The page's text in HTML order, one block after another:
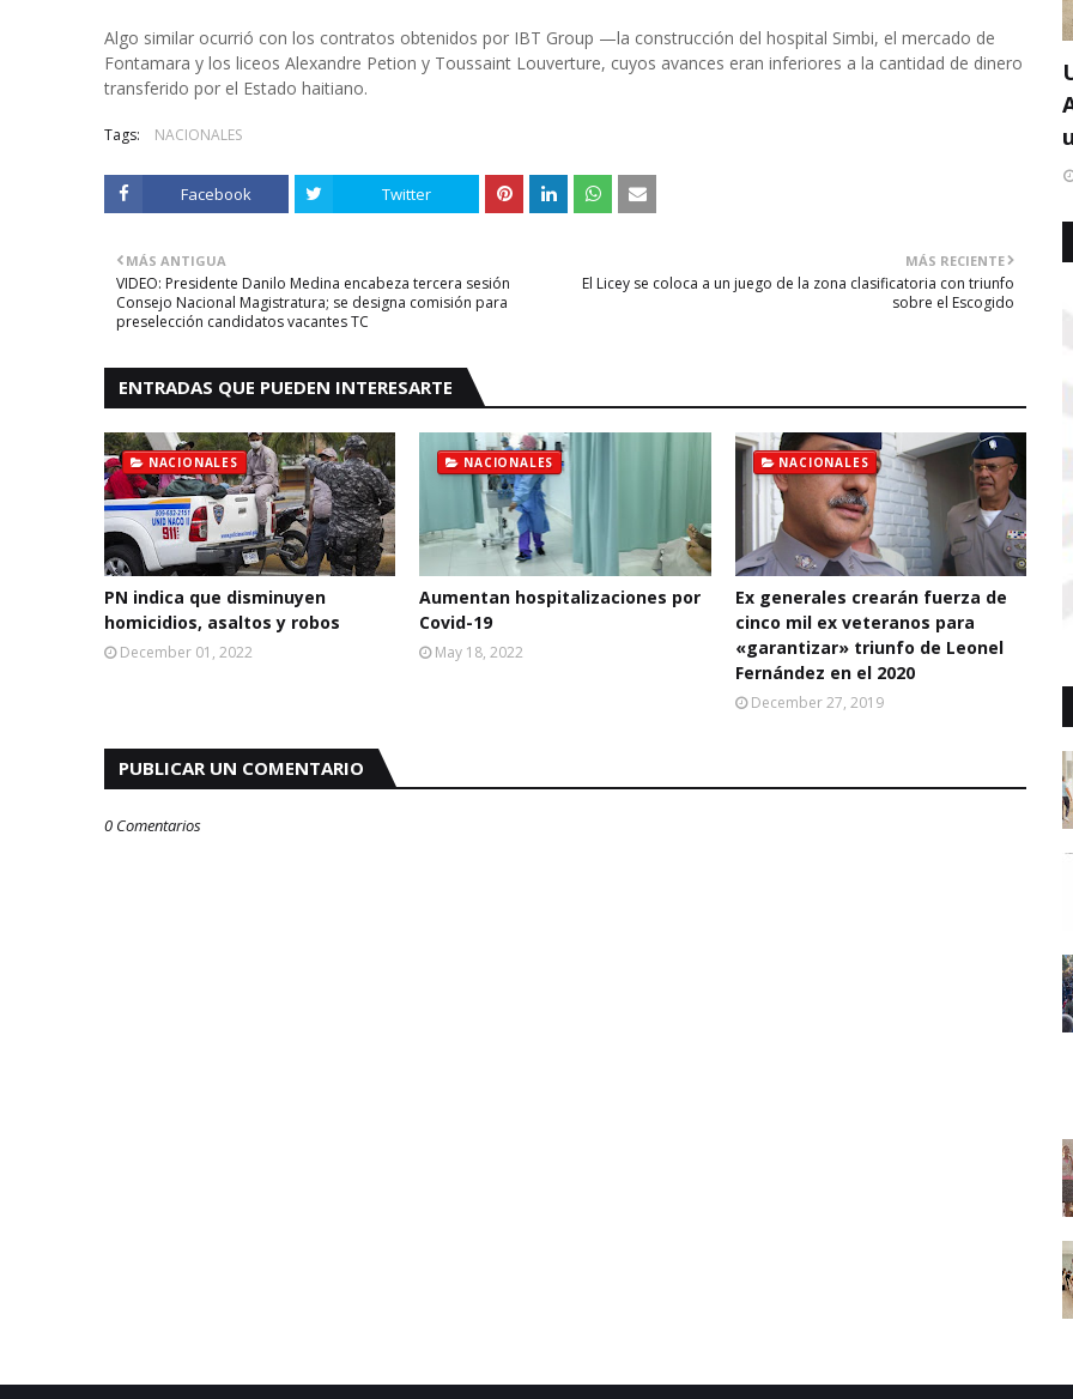
Algo similar ocurrió con los contratos obtenidos por IBT Group —la construcción del hospital Simbi, el mercado de
Fontamara y los liceos Alexandre Petion y Toussaint Louverture, cuyos avances eran inferiores a la cantidad de dinero
transferido por el Estado haitiano.
Tags: NACIONALES
Facebook Twitter
MÁS RECIENTE
El Licey se coloca a un juego de la zona clasificatoria con triunfo
sobre el Escogido
MÁS ANTIGUA
VIDEO: Presidente Danilo Medina encabeza tercera sesión
Consejo Nacional Magistratura; se designa comisión para
preselección candidatos vacantes TC
ENTRADAS QUE PUEDEN INTERESARTE
NACIONALES
PN indica que disminuyen
homicidios, asaltos y robos
December 01, 2022
NACIONALES
Aumentan hospitalizaciones por
Covid-19
May 18, 2022
NACIONALES
Ex generales crearán fuerza de
cinco mil ex veteranos para
«garantizar» triunfo de Leonel
Fernández en el 2020
December 27, 2019
PUBLICAR UN COMENTARIO
0 Comentarios